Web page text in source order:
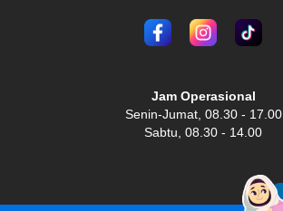
Jam Operasional
Senin-Jumat, 08.30 - 17.00
Sabtu, 08.30 - 14.00